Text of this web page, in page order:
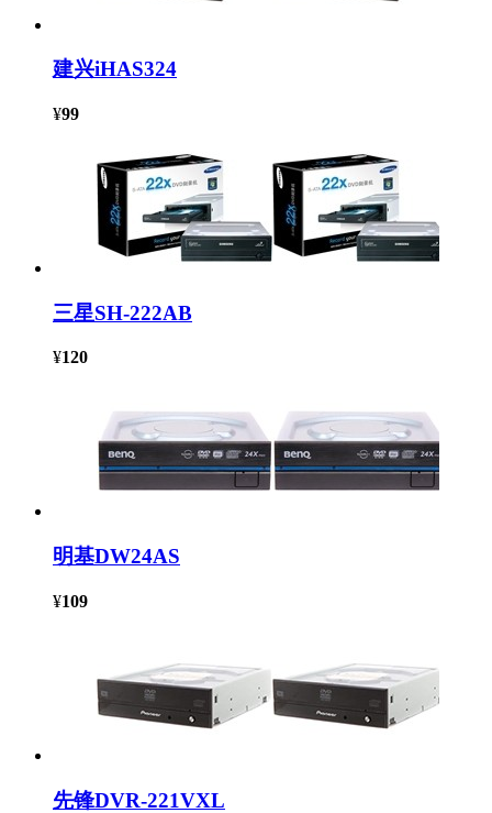
建兴iHAS324
¥99
三星SH-222AB
¥120
明基DW24AS
¥109
先锋DVR-221VXL